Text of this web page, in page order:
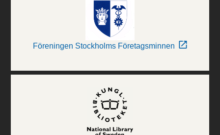
Föreningen Stockholms Företagsminnen